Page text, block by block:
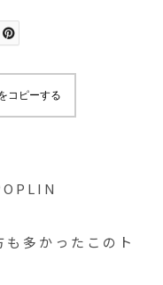
コピーする
多かったこのト